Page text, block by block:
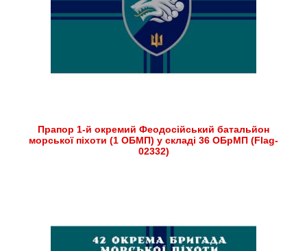
Прапор 1-й окремий Феодосійський батальйон
морської піхоти (1 ОБМП) у складі 36 ОБрМП (Flag-
02332)